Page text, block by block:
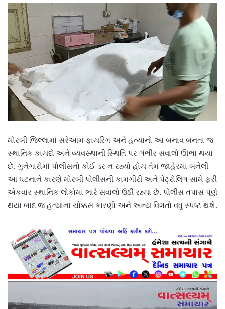
મોરબી જિલ્લામાં સરેઆમ ફાયરિંગ અને હત્યાનો આ બનાવ બનતા જ
સ્થાનિક કાયદો અને વ્યવસ્થાની સ્થિતિ પર ગંભીર સવાલો ઊભા થયા
છે. ગુનેગારોમાં પોલીસનો કોઈ ડર ન રહ્યો હોય તેમ જાહેરમાં બનેલી
આ ઘટનાને કારણે મોરબી પોલીસની કામગીરી અને પેટ્રોલિંગ સામે ફરી
એકવાર સ્થાનિક લોકોમાં ભારે સવાલો ઉઠી રહ્યા છે. પોલીસ તપાસ પૂર્ણ
થયા બાદ જ હત્યાના ચોક્કસ કારણો અને અન્ય વિગતો વધુ સ્પષ્ટ થશે.